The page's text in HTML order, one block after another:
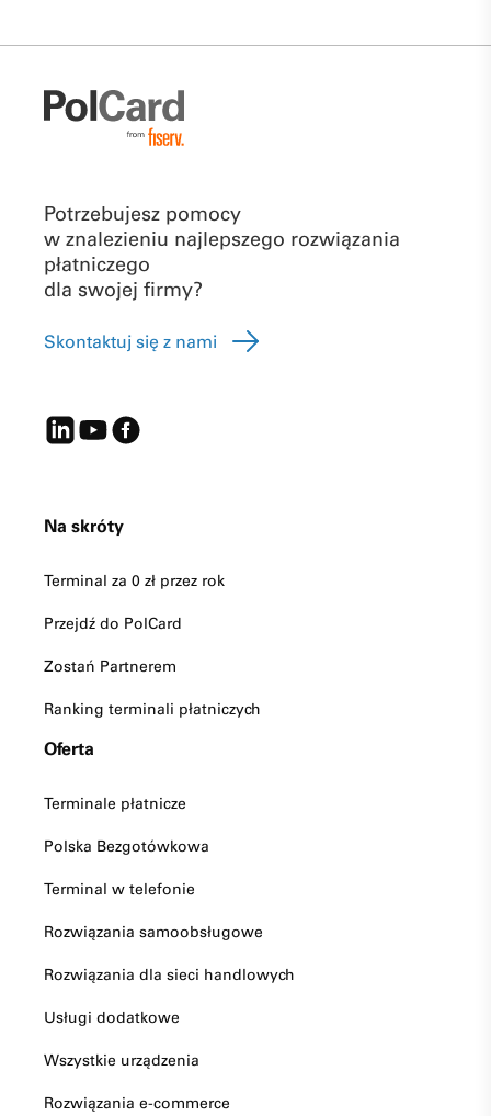
Potrzebujesz pomocy
w znalezieniu najlepszego rozwiązania
płatniczego
dla swojej firmy?
Skontaktuj się z nami
Na skróty
Terminal za 0 zł przez rok
Przejdź do PolCard
Zostań Partnerem
Ranking terminali płatniczych
Oferta
Terminale płatnicze
Polska Bezgotówkowa
Terminal w telefonie
Rozwiązania samoobsługowe
Rozwiązania dla sieci handlowych
Usługi dodatkowe
Wszystkie urządzenia
Rozwiązania e-commerce